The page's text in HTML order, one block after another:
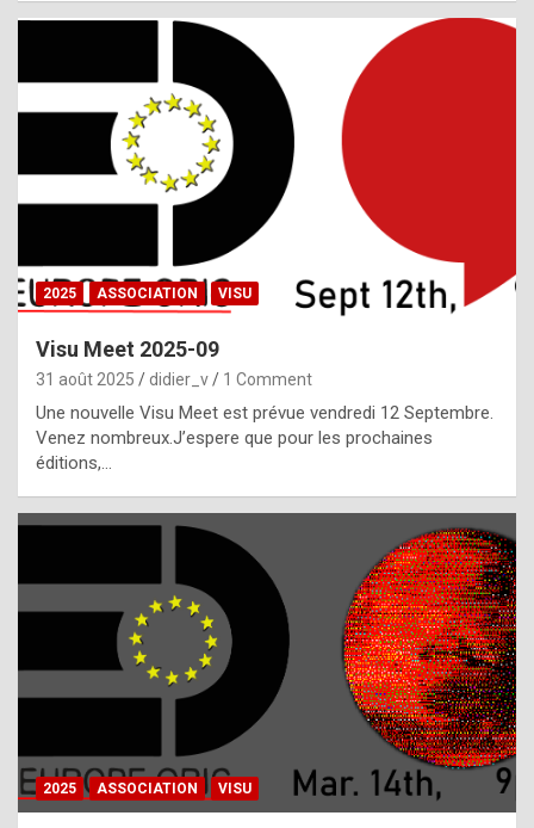
l
,
g
h
t
f
h
a
2025 ASSOCIATION VISU
Visu Meet 2025-09
31 août 2025 didier_v 1 Comment
Une nouvelle Visu Meet est prévue vendredi 12 Septembre.
Venez nombreux.J’espere que pour les prochaines
éditions,…
2025 ASSOCIATION VISU